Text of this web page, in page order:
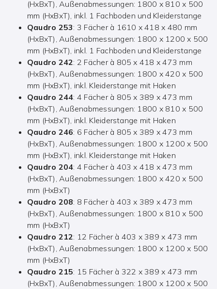
(HxBxT), Außenabmessungen: 1800 x 810 x 500
mm (HxBxT), inkl. 1 Fachboden und Kleiderstange
Qaudro 253: 3 Fächer à 1610 x 418 x 480 mm
(HxBxT), Außenabmessungen: 1800 x 1200 x 500
mm (HxBxT), inkl. 1 Fachboden und Kleiderstange
Qaudro 242: 2 Fächer à 805 x 418 x 473 mm
(HxBxT), Außenabmessungen: 1800 x 420 x 500
mm (HxBxT), inkl. Kleiderstange mit Haken
Qaudro 244: 4 Fächer à 805 x 389 x 473 mm
(HxBxT), Außenabmessungen: 1800 x 810 x 500
mm (HxBxT), inkl. Kleiderstange mit Haken
Qaudro 246: 6 Fächer à 805 x 389 x 473 mm
(HxBxT), Außenabmessungen: 1800 x 1200 x 500
mm (HxBxT), inkl. Kleiderstange mit Haken
Qaudro 204: 4 Fächer à 403 x 418 x 473 mm
(HxBxT), Außenabmessungen: 1800 x 420 x 500
mm (HxBxT)
Qaudro 208: 8 Fächer à 403 x 389 x 473 mm
(HxBxT), Außenabmessungen: 1800 x 810 x 500
mm (HxBxT)
Qaudro 212: 12 Fächer à 403 x 389 x 473 mm
(HxBxT), Außenabmessungen: 1800 x 1200 x 500
mm (HxBxT)
Qaudro 215: 15 Fächer à 322 x 389 x 473 mm
(HxBxT), Außenabmessungen: 1800 x 1200 x 500